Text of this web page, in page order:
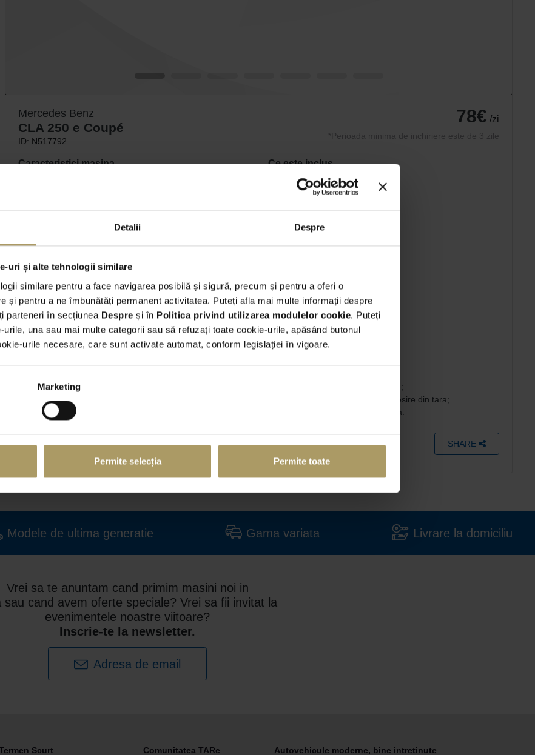
Detalii Despre
uri și alte tehnologii similare
similare pentru a face navigarea posibilă și sigură, precum și pentru a oferi o
și pentru a ne îmbunătăți permanent activitatea. Puteți afla mai multe informații despre
parteneri în secțiunea Despre și în Politica privind utilizarea modulelor cookie. Puteți
una sau mai multe categorii sau să refuzați toate cookie-urile, apăsând butonul
urile necesare, care sunt activate automat, conform legislației în vigoare.
Marketing
Permite selecția Permite toate
Mercedes Benz
CLA 250 e Coupé
ID: N517792
78€ /zi
*Perioada minima de inchiriere este de 3 zile
Caracteristici masina
Automata 5 Locuri 161 CP
Ce este inclus
Asigurare AUTO
Asistenta rutiera
Anvelope de iarna
Mentenanta completa
Conditii generale
Tarifele sunt exprimate in EUR si includ TVA;
Curs facturare BNR + 2%;
Numar de kilometri inclusi in contract -
conform tabel atasat;
LIMITĂ DE KILOMETRI PARCURȘI – ÎNCHIRIERI AUTO
Cost returnare pentru diferente nivel combustibil: 4 EUR / litru - TVA inclusa;
Oferta este valabila pentru utilizare EXCLUSIVA pe teritoriul Romaniei (monitorizare GPS inclusa);
Pentru parasirea teritoriului Romaniei este necesara emiterea anticipata a unei imputerniciri de iesire din tara;
Taxa Emitere imputernicire de iesire din tara (valabila doar pe teritoriul UE): 40 EUR - TVA inclusa.
Am citit si sunt de acord cu
termenii si conditiile
SHARE
Modele de ultima generatie Gama variata Livrare la domiciliu
Vrei sa te anuntam cand primim masini noi in
sau cand avem oferte speciale? Vrei sa fii invitat la
evenimentele noastre viitoare?
Inscrie-te la newsletter.
Adresa de email
Scurt Comunitatea TARe Autovehicule moderne, bine intretinute